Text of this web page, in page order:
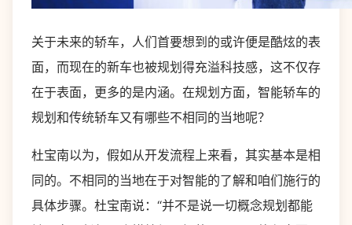
关于未来的轿车，人们首要想到的或许便是酷炫的表
面，而现在的新车也被规划得充溢科技感，这不仅存
在于表面，更多的是内涵。在规划方面，智能轿车的
规划和传统轿车又有哪些不相同的当地呢？
杜宝南以为，假如从开发流程上来看，其实基本是相
同的。不相同的当地在于对智能的了解和咱们施行的
具体步骤。杜宝南说：“并不是说一切概念规划都能